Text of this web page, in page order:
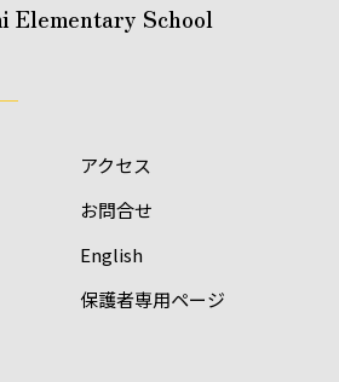
Elementary School
アクセス
お問合せ
English
保護者専用ページ